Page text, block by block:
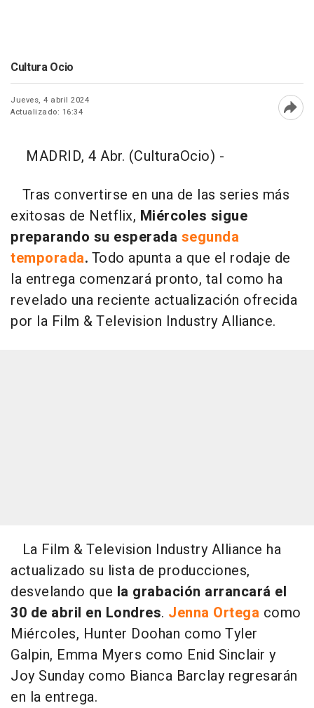
Cultura Ocio
Jueves, 4 abril 2024
Actualizado: 16:34
MADRID, 4 Abr. (CulturaOcio) -
Tras convertirse en una de las series más
exitosas de Netflix, Miércoles sigue
preparando su esperada segunda
temporada. Todo apunta a que el rodaje de
la entrega comenzará pronto, tal como ha
revelado una reciente actualización ofrecida
por la Film & Television Industry Alliance.
La Film & Television Industry Alliance ha
actualizado su lista de producciones,
desvelando que la grabación arrancará el
30 de abril en Londres. Jenna Ortega como
Miércoles, Hunter Doohan como Tyler
Galpin, Emma Myers como Enid Sinclair y
Joy Sunday como Bianca Barclay regresarán
en la entrega.